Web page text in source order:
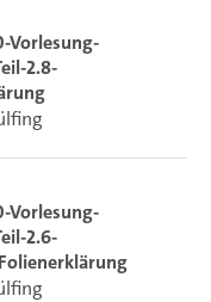
Vorlesung-
2.8-
Vorlesung-
2.6-